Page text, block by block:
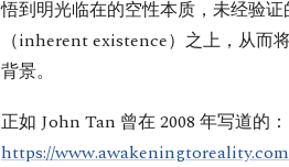
悟到明光临在的空性本质，未经验
（inherent existence）之上，从而
背景。
正如 John Tan 曾在 2008 年写道的：
https://